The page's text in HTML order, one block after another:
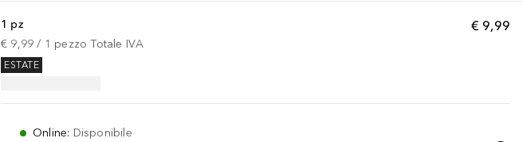
€ 9,99
1 pz
€ 9,99 / 1 pezzo Totale IVA
ESTATE
Online: Disponibile